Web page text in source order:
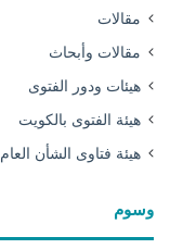
مقالات
مقالات وأبحاث
هيئات ودور الفتوى
هيئة الفتوى بالكويت
هيئة فتاوى الشأن العام
وسوم